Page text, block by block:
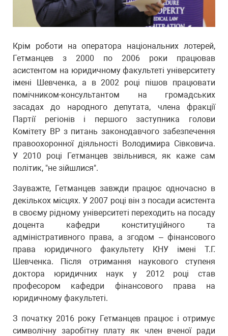
Крім роботи на оператора національних лотерей,
Гетманцев з 2000 по 2006 роки працював
асистентом на юридичному факультеті університету
імені Шевченка, а в 2002 році пішов працювати
помічником-консультантом на громадських
засадах до народного депутата, члена фракції
Партії регіонів і першого заступника голови
Комітету ВР з питань законодавчого забезпечення
правоохоронної діяльності Володимира Сівковича.
У 2010 році Гетманцев звільнився, як каже сам
політик, "не зійшлися".
Зауважте, Гетманцев завжди працює одночасно в
декількох місцях. У 2007 році він з посади асистента
в своєму рідному університеті переходить на посаду
доцента кафедри конституційного та
адміністративного права, а згодом – фінансового
права юридичного факультету КНУ імені Т.Г.
Шевченка. Після отримання наукового ступеня
доктора юридичних наук у 2012 році став
професором кафедри фінансового права на
юридичному факультеті.
З початку 2016 року Гетманцев працює і отримує
символічну заробітну плату як член вченої ради